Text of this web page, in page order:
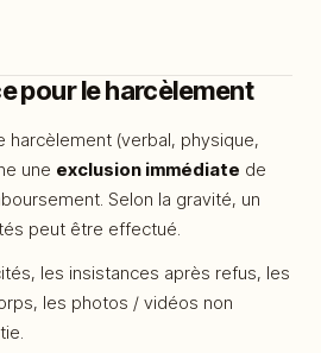
pour le harcèlement
(verbal, physique,
une exclusion immédiate de
Selon la gravité, un
peut être effectué.
les insistances après refus, les
les photos / vidéos non